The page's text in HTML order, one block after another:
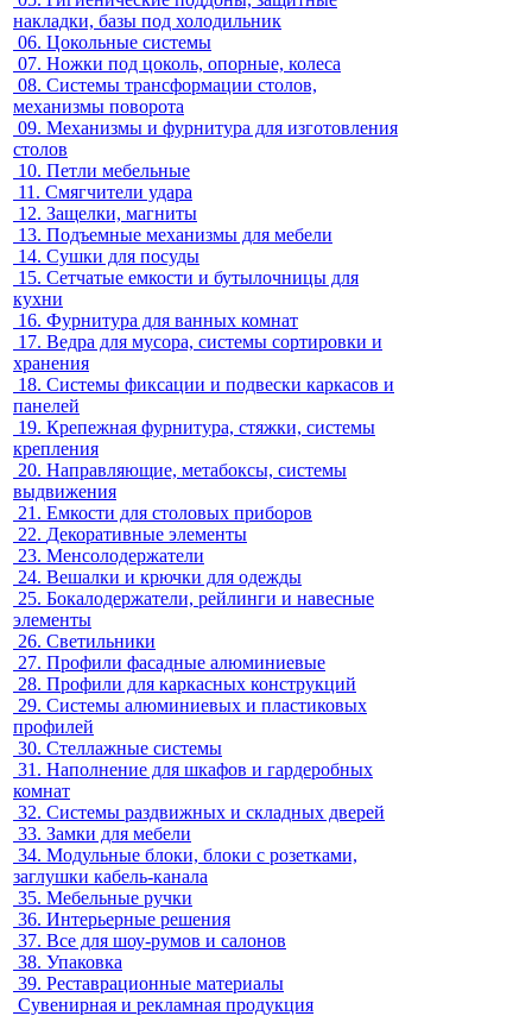
накладки, базы под холодильник
06. Цокольные системы
07. Ножки под цоколь, опорные, колеса
08. Системы трансформации столов,
механизмы поворота
09. Механизмы и фурнитура для изготовления
столов
10. Петли мебельные
11. Смягчители удара
12. Защелки, магниты
13. Подъемные механизмы для мебели
14. Сушки для посуды
15. Сетчатые емкости и бутылочницы для
кухни
16. Фурнитура для ванных комнат
17. Ведра для мусора, системы сортировки и
хранения
18. Системы фиксации и подвески каркасов и
панелей
19. Крепежная фурнитура, стяжки, системы
крепления
20. Направляющие, метабоксы, системы
выдвижения
21. Емкости для столовых приборов
22. Декоративные элементы
23. Менсолодержатели
24. Вешалки и крючки для одежды
25. Бокалодержатели, рейлинги и навесные
элементы
26. Светильники
27. Профили фасадные алюминиевые
28. Профили для каркасных конструкций
29. Системы алюминиевых и пластиковых
профилей
30. Стеллажные системы
31. Наполнение для шкафов и гардеробных
комнат
32. Системы раздвижных и складных дверей
33. Замки для мебели
34. Модульные блоки, блоки с розетками,
заглушки кабель-канала
35. Мебельные ручки
36. Интерьерные решения
37. Все для шоу-румов и салонов
38. Упаковка
39. Реставрационные материалы
Сувенирная и рекламная продукция